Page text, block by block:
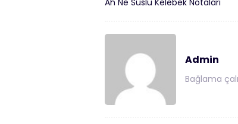
Ah Ne Süslü Kelebek Notaları
Admin
Bağlama